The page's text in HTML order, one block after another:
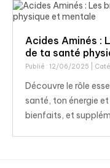
Acides Aminés :
de ta santé
Publié : 12/06/2025 |
Découvre le rôle
santé, ton énergie
bienfaits, et